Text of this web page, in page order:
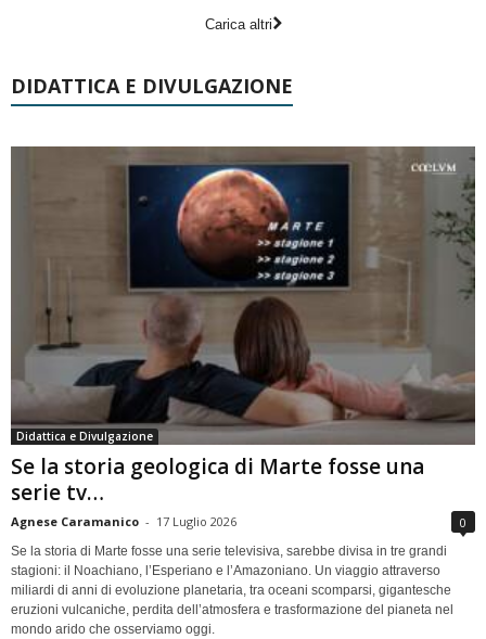
Carica altri
DIDATTICA E DIVULGAZIONE
Didattica e Divulgazione
Se la storia geologica di Marte fosse una
serie tv…
Agnese Caramanico - 17 Luglio 2026 0
Se la storia di Marte fosse una serie televisiva, sarebbe divisa in tre grandi
stagioni: il Noachiano, l’Esperiano e l’Amazoniano. Un viaggio attraverso
miliardi di anni di evoluzione planetaria, tra oceani scomparsi, gigantesche
eruzioni vulcaniche, perdita dell’atmosfera e trasformazione del pianeta nel
mondo arido che osserviamo oggi.